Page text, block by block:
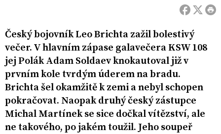
Český bojovník Leo Brichta zažil bolestivý
večer. V hlavním zápase galavečera KSW 108
jej Polák Adam Soldaev knokautoval již v
prvním kole tvrdým úderem na bradu.
Brichta šel okamžitě k zemi a nebyl schopen
pokračovat. Naopak druhý český zástupce
Michal Martínek se sice dočkal vítězství, ale
ne takového, po jakém toužil. Jeho soupeř